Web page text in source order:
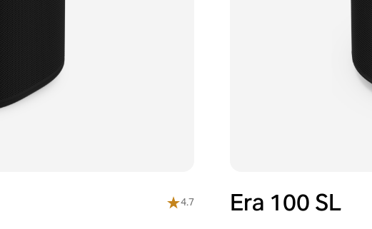
4.7 Era 100 SL